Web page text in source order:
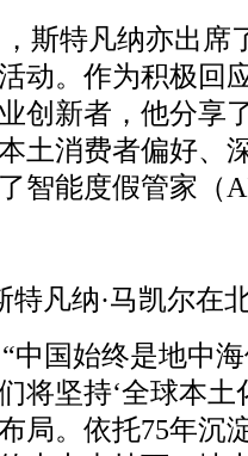
斯特凡纳亦出席
动。作为积极回
创新者，他分享
土消费者偏好、
智能度假管家（
特凡纳·马凯尔在
中国始终是地中
将坚持‘全球本土
局。依托75年沉